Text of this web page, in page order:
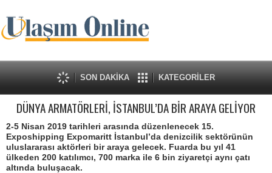
SON DAKİKA KATEGORİLER
DÜNYA ARMATÖRLERİ, İSTANBUL’DA BİR ARAYA GELİYOR
2-5 Nisan 2019 tarihleri arasında düzenlenecek 15.
Exposhipping Expomaritt İstanbul’da denizcilik sektörünün
uluslararası aktörleri bir araya gelecek. Fuarda bu yıl 41
ülkeden 200 katılımcı, 700 marka ile 6 bin ziyaretçi aynı çatı
altında buluşacak.